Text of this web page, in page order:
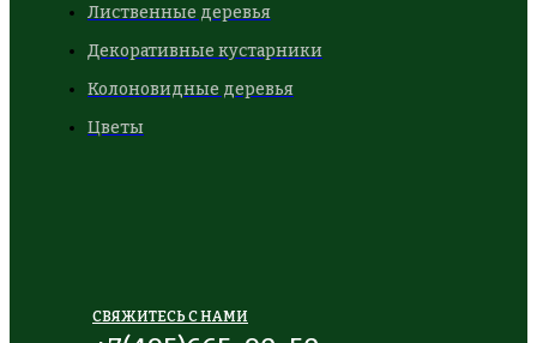
Лиственные деревья
Декоративные кустарники
Колоновидные деревья
Цветы
СВЯЖИТЕСЬ С НАМИ